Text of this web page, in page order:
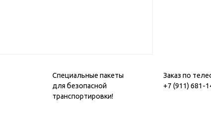
Специальные пакеты
для безопасной
транспортировки!
Заказ по
+7 (911) 681-